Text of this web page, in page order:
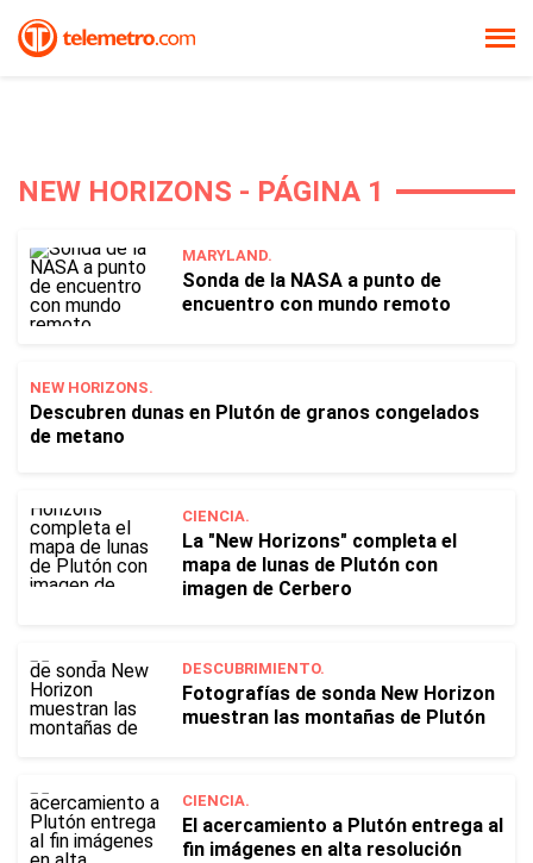
NEW HORIZONS - PÁGINA 1
MARYLAND.
Sonda de la NASA a punto de
encuentro con mundo remoto
NEW HORIZONS.
Descubren dunas en Plutón de granos congelados
de metano
CIENCIA.
La "New Horizons" completa el
mapa de lunas de Plutón con
imagen de Cerbero
DESCUBRIMIENTO.
Fotografías de sonda New Horizon
muestran las montañas de Plutón
CIENCIA.
El acercamiento a Plutón entrega al
fin imágenes en alta resolución